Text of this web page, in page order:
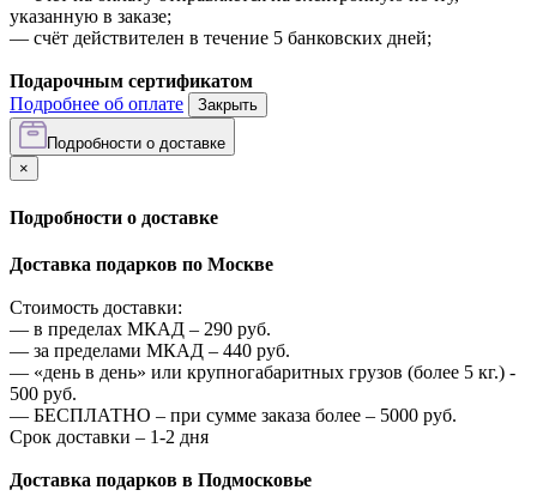
указанную в заказе;
— счёт действителен в течение 5 банковских дней;
Подарочным сертификатом
Подробнее об оплате
Закрыть
Подробности о доставке
×
Подробности о доставке
Доставка подарков по Москве
Стоимость доставки:
— в пределах МКАД – 290 руб.
— за пределами МКАД – 440 руб.
— «день в день» или крупногабаритных грузов (более 5 кг.) -
500 руб.
— БЕСПЛАТНО – при сумме заказа более – 5000 руб.
Срок доставки – 1-2 дня
Доставка подарков в Подмосковье